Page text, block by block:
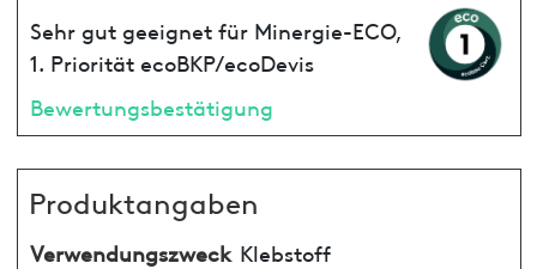
Sehr gut geeignet für Minergie-ECO,
1. Priorität ecoBKP/ecoDevis
Bewertungsbestätigung
Produktangaben
Verwendungszweck Klebstoff